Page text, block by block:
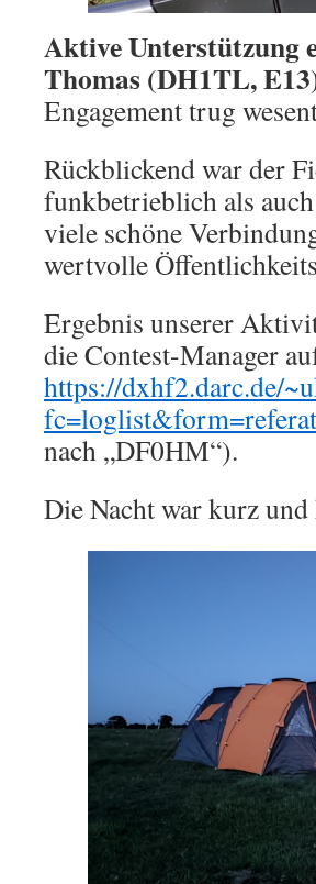
Aktive Unterstützung
Thomas (DH1TL,
Engagement trug
Rückblickend war der
funkbetrieblich als
viele schöne
wertvolle
Ergebnis unserer
die Contest-Manager
https://dxhf2.darc.de/
nach „DF0HM“).
Die Nacht war kurz